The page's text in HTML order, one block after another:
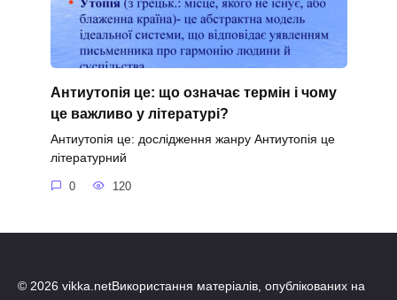
Антиутопія це: що означає термін і чому
це важливо у літературі?
Антиутопія це: дослідження жанру Антиутопія це
літературний
0 120
© 2026 vikka.netВикористання матеріалів, опублікованих на